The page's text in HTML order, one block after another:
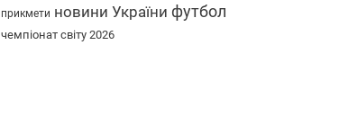
прикмети новини України футбол
чемпіонат світу 2026